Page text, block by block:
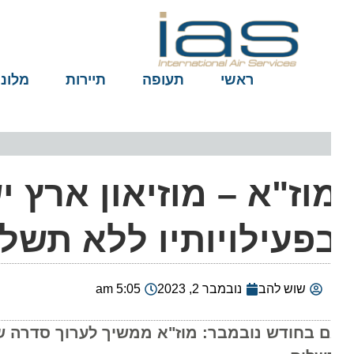
ראשי תעופה תיירות מלונות
– מוזיאון ארץ
ללא
שוש להב נובמבר 2, 2023 5:05 am
בחודש נובמבר: מוז"א ממשיך לערוך סדרה של